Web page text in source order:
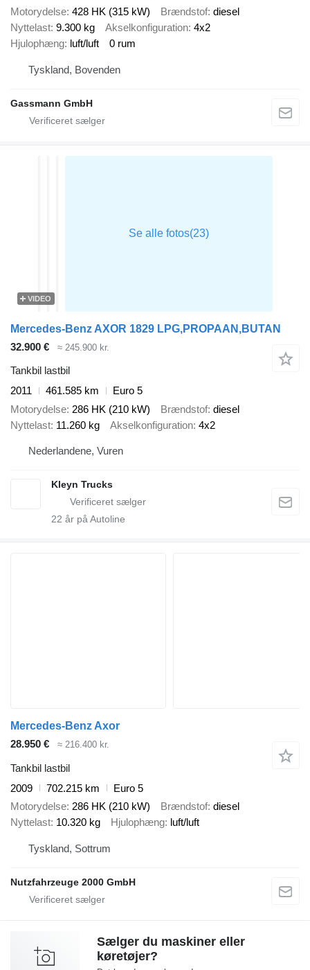
Motorydelse 428 HK (315 kW) Brændstof diesel
Nyttelast 9.300 kg Akselkonfiguration 4x2
Hjulophæng luft/luft 0 rum
Tyskland, Bovenden
Gassmann GmbH
VIDEO
Mercedes-Benz AXOR 1829 LPG,PROPAAN,BUTAN
32.900 €
≈ 245.900 kr.
Tankbil lastbil
2011
461.585 km
Euro 5
Motorydelse 286 HK (210 kW) Brændstof diesel
Nyttelast 11.260 kg Akselkonfiguration 4x2
Nederlandene, Vuren
Kleyn Trucks
22 år på Autoline
Mercedes-Benz Axor
28.950 €
≈ 216.400 kr.
Tankbil lastbil
2009
702.215 km
Euro 5
Motorydelse 286 HK (210 kW) Brændstof diesel
Nyttelast 10.320 kg Hjulophæng luft/luft
Tyskland, Sottrum
Nutzfahrzeuge 2000 GmbH
Sælger du maskiner eller
køretøjer?